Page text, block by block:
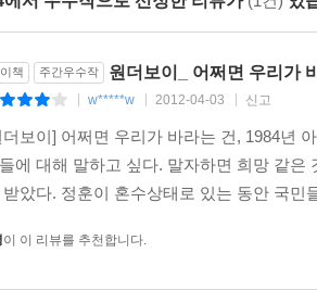
책 주간우수작 원더보이_ 어쩌면 우리가
w*****w 2012-04-03 신고
더보이] 어쩌면 우리가 바라는 건, 1984년
에 대해 말하고 싶다. 말자하면 희망 같
받았다. 정훈이 혼수상태로 있는 동안 국민
이 이 리뷰를 추천합니다.